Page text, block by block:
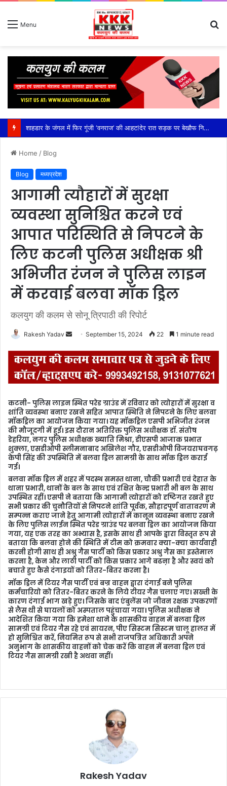
Menu
शाहडार के जंगल में फिर गूंजी ‘वनराज’ की आहट!देर रात सड़क पर बेखौफ निकला विशालकाय बाघ, राहगीरों के कैमरे में कैद हुआ रोमांचक नजारा,कटनी जिले के शाहडार वन क्षेत्र में बढ़ी बाघों की हलचल, सड़क पार कर झाड़ियों में ओझल हुआ टाइगर; वन विभाग ने राहगीरों को किया सतर्क
Home / Blog
Blog मध्यप्रदेश
आगामी त्यौहारों में सुरक्षा
व्यवस्था सुनिश्चित करने एवं
आपात परिस्थिति से निपटने के
लिए कटनी पुलिस अधीक्षक श्री
अभिजीत रंजन ने पुलिस लाइन
में करवाई बलवा मॉक ड्रिल
कलयुग की कलम से सोनू त्रिपाठी की रिपोर्ट
Rakesh Yadav
n
d
a
e
m
a
i
l
September 15, 2024 22 1 minute read
कटनी- पुलिस लाइन स्थित परेड ग्राउंड में रविवार को त्योहारों में सुरक्षा व
शांति व्यवस्था बनाए रखने सहित आपात स्थिति ने निपटने के लिए बलवा
मॉकड्रिल का आयोजन किया गया। यह मॉकड्रिल एसपी अभिजीत रंजन
की मौजूदगी में हुई। इस दौरान अतिरिक्त पुलिस अधीक्षक डॉ. संतोष
डेहरिया, नगर पुलिस अधीक्षक ख्याति मिश्रा, डीएसपी आजाक प्रभात
शुक्ला, एसडीओपी स्लीमनाबाद अखिलेश गौर, एसडीओपी विजयराघवगढ़
केपी सिंह की उपस्थिति में बलवा ड्रिल सामग्री के साथ मॉक ड्रिल कराई
गई।
बलवा मॉक ड्रिल में शहर में पदस्थ समस्त थाना, चौकी प्रभारी एवं देहात के
थाना प्रभारी, थानों के बल के साथ एवं रक्षित केन्द्र प्रभारी भी बल के साथ
उपस्थित रहीं। एसपी ने बताया कि आगामी त्योहारों को दृष्टिगत रखते हुए
सभी प्रकार की चुनौतियों से निपटने शांति पूर्वक, सौहाद्रपूर्ण वातावरण मे
सम्पन्न कराए जाने हेतु आगामी त्योहारों में कानून व्यवस्था बनाए रखने
के लिए पुलिस लाईन स्थित परेड ग्राउंड पर बलवा ड्रिल का आयोजन किया
गया, यह एक तरह का अभ्यास है, इसके साथ ही आपके द्वारा विस्तृत रूप से
बताया कि बलवा होने की स्थिति में टीम को क्रमवार क्या-क्या कार्यवाही
करनी होगी साथ ही अश्रु गैस पार्टी को किस प्रकार अश्रु गैस का इस्तेमाल
करना है, केन और लाठी पार्टी को किस प्रकार आगे बढऩा है और स्वयं को
बचाते हुए कैसे दंगाइयों को तितर-बितर करना है।
मॉक ड्रिल में टियर गैस पार्टी एवं बज्र वाहन द्वारा दंगाई बने पुलिस
कर्मचारियो को तितर-बितर करने के लिये टीयर गैस चलाए गए। सख्ती के
कारण दंगाई भाग खड़े हुए। जिसके बाद एंबुलेंस जो जीवन रक्षक उपकरणों
से लैस थी से घायलों को अस्पताल पहुंचाया गया। पुलिस अधीक्षक ने
आदेशित किया गया कि हमेशा थाने के शासकीय वाहन में बलवा ड्रिल
सामग्री एवं टियर गैस रहे एवं सायरन, पीए सिस्टम सिस्टम चालू हालत में
हो सुनिश्चित करें, नियमित रूप से सभी राजपत्रित अधिकारी अपने
अनुभाग के शासकीय वाहनों को चेक करें कि वाहन में बलवा ड्रिल एवं
टियर गैस सामग्री रखी है अथवा नहीं।
Rakesh Yadav